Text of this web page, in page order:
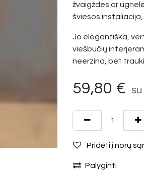
žvaigždes ar
šviesos
Jo elegantiška,
viešbučių
neerzina, bet
59,80 € su
Pridėti į norų
Palyginti